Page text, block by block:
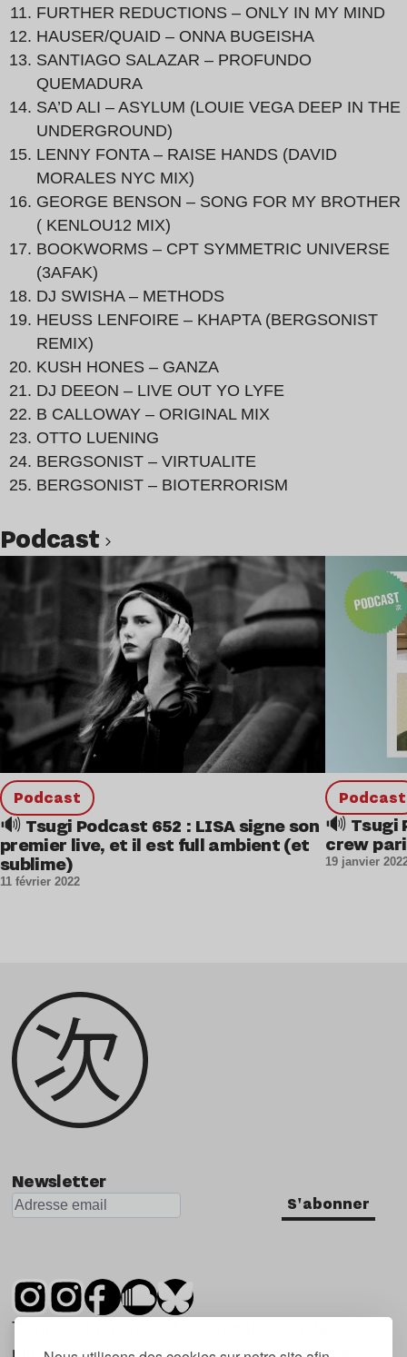
FURTHER REDUCTIONS – ONLY IN MY MIND
HAUSER/QUAID – ONNA BUGEISHA
SANTIAGO SALAZAR – PROFUNDO
QUEMADURA
SA’D ALI – ASYLUM (LOUIE VEGA DEEP IN THE
UNDERGROUND)
LENNY FONTA – RAISE HANDS (DAVID
MORALES NYC MIX)
GEORGE BENSON – SONG FOR MY BROTHER
( KENLOU12 MIX)
BOOKWORMS – CPT SYMMETRIC UNIVERSE
(3AFAK)
DJ SWISHA – METHODS
HEUSS LENFOIRE – KHAPTA (BERGSONIST
REMIX)
KUSH HONES – GANZA
DJ DEEON – LIVE OUT YO LYFE
B CALLOWAY – ORIGINAL MIX
OTTO LUENING
BERGSONIST – VIRTUALITE
BERGSONIST – BIOTERRORISM
podcast
podcast
🔊 Tsugi Podcast 652 : LISA signe son
premier live, et il est full ambient (et
sublime)
11 février 2022
podcast
🔊 Tsugi
crew
19 janvier
Lire l’article
Newsletter
S'abonner
Tsugi est un mensuel indépendant sur la
musique et les nouvelles tendances, dont la